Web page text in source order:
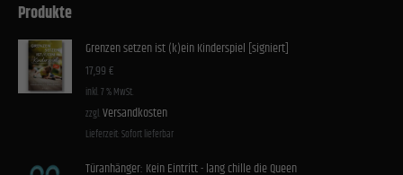
Produkte
Grenzen setzen ist (k)ein Kinderspiel [signiert]
17,99€
inkl. 7 % MwSt.
zzgl. Versandkosten
Lieferzeit: Sofort lieferbar
Türanhänger: Kein Eintritt - lang chille die Queen